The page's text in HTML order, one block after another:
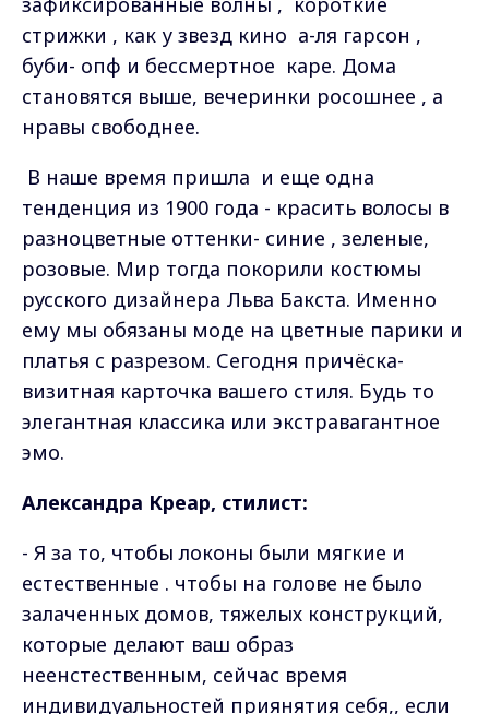
стрижки , как у звезд кино а-ля гарсон ,
буби- опф и бессмертное каре. Дома
становятся выше, вечеринки росошнее , а
нравы свободнее.
В наше время пришла и еще одна
тенденция из 1900 года - красить волосы в
разноцветные оттенки- синие , зеленые,
розовые. Мир тогда покорили костюмы
русского дизайнера Льва Бакста. Именно
ему мы обязаны моде на цветные парики и
платья с разрезом. Сегодня причёска-
визитная карточка вашего стиля. Будь то
элегантная классика или экстравагантное
эмо.
Александра Креар, стилист:
- Я за то, чтобы локоны были мягкие и
естественные . чтобы на голове не было
залаченных домов, тяжелых конструкций,
которые делают ваш образ
неенстественным, сейчас время
индивидуальностей приянятия себя,, если